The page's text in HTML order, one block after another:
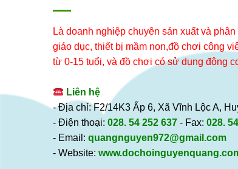
Là doanh nghiệp chuyên sản xuất và
giáo dục, thiết bị mầm non,đồ chơi công
từ 0-15 tuổi, và đồ chơi có sử dụng động
Liên hệ
- Địa chỉ: F2/14K3 Ấp 6, Xã Vĩnh Lộc A,
- Điện thoại: 028. 54 252 637 - Fax: 028.
- Email: quangnguyen972@gmail.com
- Website: